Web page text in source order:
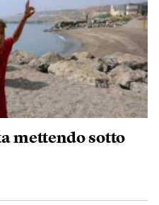
mettendo sotto